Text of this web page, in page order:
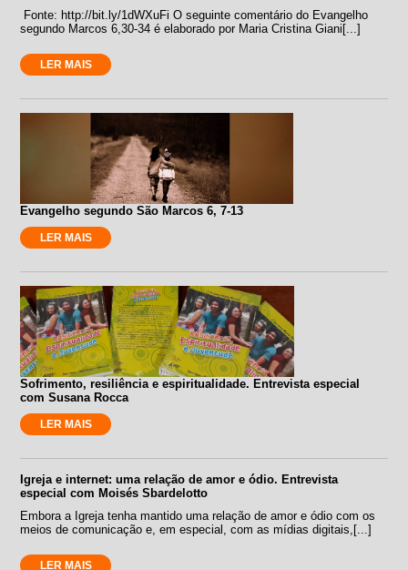
Fonte: http://bit.ly/1dWXuFi O seguinte comentário do Evangelho
segundo Marcos 6,30-34 é elaborado por Maria Cristina Giani[...]
LER MAIS
Evangelho segundo São Marcos 6, 7-13
LER MAIS
Sofrimento, resiliência e espiritualidade. Entrevista especial
com Susana Rocca
LER MAIS
Igreja e internet: uma relação de amor e ódio. Entrevista
especial com Moisés Sbardelotto
Embora a Igreja tenha mantido uma relação de amor e ódio com os
meios de comunicação e, em especial, com as mídias digitais,[...]
LER MAIS